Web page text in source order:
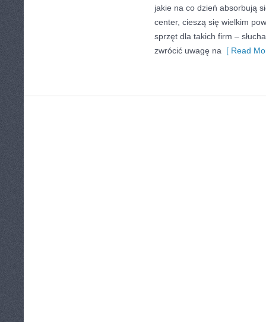
jakie na co dzień absorbują
center, cieszą się wielkim
sprzęt dla takich firm –
zwrócić uwagę na [ Read